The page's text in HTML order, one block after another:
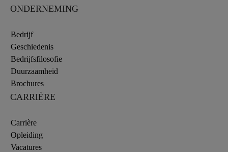
ONDERNEMING
Bedrijf
Geschiedenis
Bedrijfsfilosofie
Duurzaamheid
Brochures
CARRIÈRE
Carrière
Opleiding
Vacatures